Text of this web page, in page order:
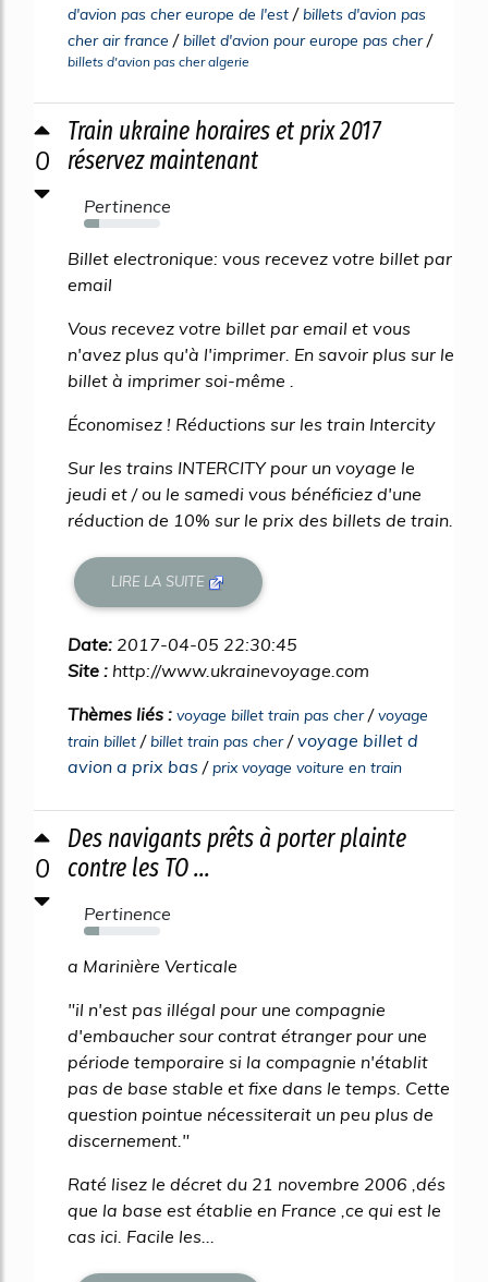
d'avion pas cher europe de l'est /billets d'avion pas
cher air france /billet d'avion pour europe pas cher/
billets d'avion pas cher algerie
0
Train ukraine horaires et prix 2017
réservez maintenant
Pertinence
20%
Billet electronique: vous recevez votre billet par
email
Vous recevez votre billet par email et vous
n'avez plus qu'à l'imprimer. En savoir plus sur le
billet à imprimer soi-même .
Économisez ! Réductions sur les train Intercity
Sur les trains INTERCITY pour un voyage le
jeudi et / ou le samedi vous bénéficiez d'une
réduction de 10% sur le prix des billets de train.
LIRE LA SUITE
Date: 2017-04-05 22:30:45
Site : http://www.ukrainevoyage.com
Thèmes liés : voyage billet train pas cher/voyage
train billet /billet train pas cher/voyage billet d
avion a prix bas /prix voyage voiture en train
0
Des navigants prêts à porter plainte
contre les TO ...
Pertinence
20%
a Marinière Verticale
"il n'est pas illégal pour une compagnie
d'embaucher sour contrat étranger pour une
période temporaire si la compagnie n'établit
pas de base stable et fixe dans le temps. Cette
question pointue nécessiterait un peu plus de
discernement."
Raté lisez le décret du 21 novembre 2006 ,dés
que la base est établie en France ,ce qui est le
cas ici. Facile les...